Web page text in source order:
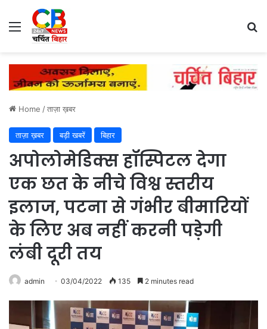
Menu
Home /ताज़ा ख़बर
ताज़ा ख़बर बड़ी खबरें बिहार
अपोलोमेडिक्स हॉस्पिटल देगा
एक छत के नीचे विश्व स्तरीय
इलाज, पटना से गंभीर बीमारियों
के लिए अब नहीं करनी पड़ेगी
लंबी दूरी तय
admin 03/04/2022 135 2 minutes read